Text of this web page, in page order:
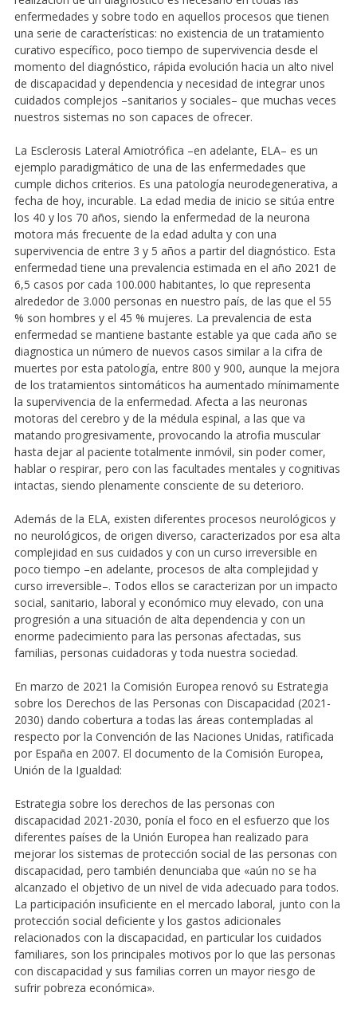
enfermedades y sobre todo en aquellos procesos que tienen
una serie de características: no existencia de un tratamiento
curativo específico, poco tiempo de supervivencia desde el
momento del diagnóstico, rápida evolución hacia un alto nivel
de discapacidad y dependencia y necesidad de integrar unos
cuidados complejos –sanitarios y sociales– que muchas veces
nuestros sistemas no son capaces de ofrecer.
La Esclerosis Lateral Amiotrófica –en adelante, ELA– es un
ejemplo paradigmático de una de las enfermedades que
cumple dichos criterios. Es una patología neurodegenerativa, a
fecha de hoy, incurable. La edad media de inicio se sitúa entre
los 40 y los 70 años, siendo la enfermedad de la neurona
motora más frecuente de la edad adulta y con una
supervivencia de entre 3 y 5 años a partir del diagnóstico. Esta
enfermedad tiene una prevalencia estimada en el año 2021 de
6,5 casos por cada 100.000 habitantes, lo que representa
alrededor de 3.000 personas en nuestro país, de las que el 55
% son hombres y el 45 % mujeres. La prevalencia de esta
enfermedad se mantiene bastante estable ya que cada año se
diagnostica un número de nuevos casos similar a la cifra de
muertes por esta patología, entre 800 y 900, aunque la mejora
de los tratamientos sintomáticos ha aumentado mínimamente
la supervivencia de la enfermedad. Afecta a las neuronas
motoras del cerebro y de la médula espinal, a las que va
matando progresivamente, provocando la atrofia muscular
hasta dejar al paciente totalmente inmóvil, sin poder comer,
hablar o respirar, pero con las facultades mentales y cognitivas
intactas, siendo plenamente consciente de su deterioro.
Además de la ELA, existen diferentes procesos neurológicos y
no neurológicos, de origen diverso, caracterizados por esa alta
complejidad en sus cuidados y con un curso irreversible en
poco tiempo –en adelante, procesos de alta complejidad y
curso irreversible–. Todos ellos se caracterizan por un impacto
social, sanitario, laboral y económico muy elevado, con una
progresión a una situación de alta dependencia y con un
enorme padecimiento para las personas afectadas, sus
familias, personas cuidadoras y toda nuestra sociedad.
En marzo de 2021 la Comisión Europea renovó su Estrategia
sobre los Derechos de las Personas con Discapacidad (2021-
2030) dando cobertura a todas las áreas contempladas al
respecto por la Convención de las Naciones Unidas, ratificada
por España en 2007. El documento de la Comisión Europea,
Unión de la Igualdad:
Estrategia sobre los derechos de las personas con
discapacidad 2021-2030, ponía el foco en el esfuerzo que los
diferentes países de la Unión Europea han realizado para
mejorar los sistemas de protección social de las personas con
discapacidad, pero también denunciaba que «aún no se ha
alcanzado el objetivo de un nivel de vida adecuado para todos.
La participación insuficiente en el mercado laboral, junto con la
protección social deficiente y los gastos adicionales
relacionados con la discapacidad, en particular los cuidados
familiares, son los principales motivos por lo que las personas
con discapacidad y sus familias corren un mayor riesgo de
sufrir pobreza económica».